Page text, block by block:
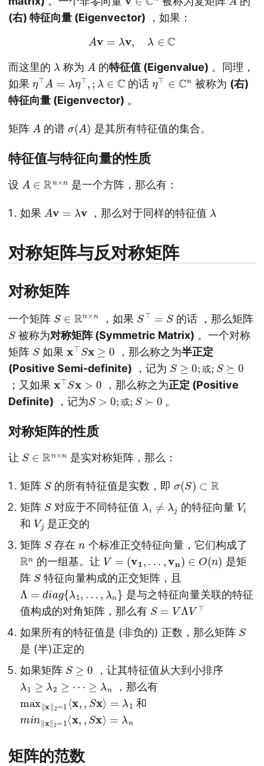
(右) 特征向量 (Eigenvector) ，如果：
Av =λv ∈ C
而这里的 λ 称为 A 的特征值 (Eigenvalue) 。同理，
如果
⊤A λη ⊤, ∈ C 的话 η⊤ C
n 被称为 (右)
特征向量 (Eigenvector) 。
矩阵 A 的谱 ( A) 是其所有特征值的集合。
特征值与特征向量的性质
设 A Rn×n 是一个方阵，那么有：
如果 A v ，那么对于同样的特征值 λ
对称矩阵与反对称矩阵
对称矩阵
一个矩阵 S Rn×n ，如果 S⊤ 的话 ，那么矩阵
S 被称为对称矩阵 (Symmetric Matrix) 。一个对称
矩阵 S 如果x ⊤Sx ≥ 0 ，那么称之为半正定
(Positive Semi-definite) ，记为 或
S≥ 0 ;或 ;S ⪰ 0
；又如果 ⊤ S ，那么称之为正定 (Positive
Definite) ，记为 或
S ;或 ;S ≻0 。
对称矩阵的性质
让 S Rn×n 是实对称矩阵，那么：
矩阵 S 的所有特征值是实数，即 ( S) R
矩阵 S 对应于不同特征值 λ λ 的特征向量 Vi
和 Vj 是正交的
矩阵 S 存在 个标准正交特征向量，它们构成了
Rn 的一组基。让 V= 1, … ,vn ∈ O( n
是矩
阵 S 特征向量构成的正交矩阵，且
Λ= ag λ1, λ n
是与之特征向量关联的特征
值构成的对角矩阵，那么有 S = VΛV⊤
如果所有的特征值是 (非负的) 正数，那么矩阵 S
是 (半)正定的
如果矩阵 S ≥ ，让其特征值从大到小排序
λ1 ≥ 2≥ ⋯ ≥λ n ，那么有
max‖ ‖2=1 ,S x⟩ = λ 1 和
n ‖x‖2 =1⟨ x , Sx ⟩ n
矩阵的范数